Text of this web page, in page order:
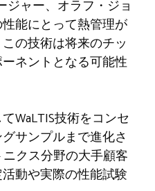
ジャー、オラフ・ジョ
能にとって熱管理が
の技術は将来のチッ
ネントとなる可能性
WaLTIS技術をコンセ
サンプルまで進化さ
クス分野の大手顧客
動や実際の性能試験